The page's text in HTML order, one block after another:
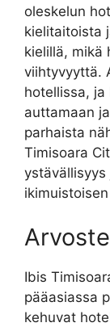
oleskelun
kielitaitoista
kielillä, mikä
viihtyvyyttä.
hotellissa, ja
auttamaan
parhaista
Timisoara
Ibis
pääasiassa
kehuvat